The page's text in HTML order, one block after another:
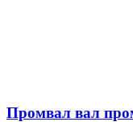
Промвал вал